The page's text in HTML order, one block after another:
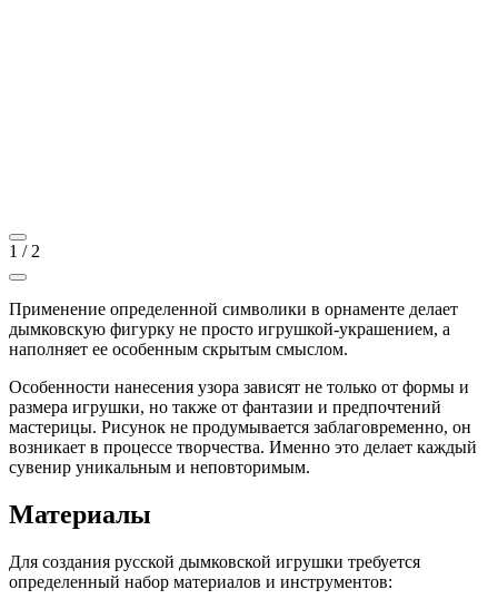
1 / 2
Применение определенной символики в орнаменте делает
дымковскую фигурку не просто игрушкой-украшением, а
наполняет ее особенным скрытым смыслом.
Особенности нанесения узора зависят не только от формы и
размера игрушки, но также от фантазии и предпочтений
мастерицы. Рисунок не продумывается заблаговременно, он
возникает в процессе творчества. Именно это делает каждый
сувенир уникальным и неповторимым.
Материалы
Для создания русской дымковской игрушки требуется
определенный набор материалов и инструментов: